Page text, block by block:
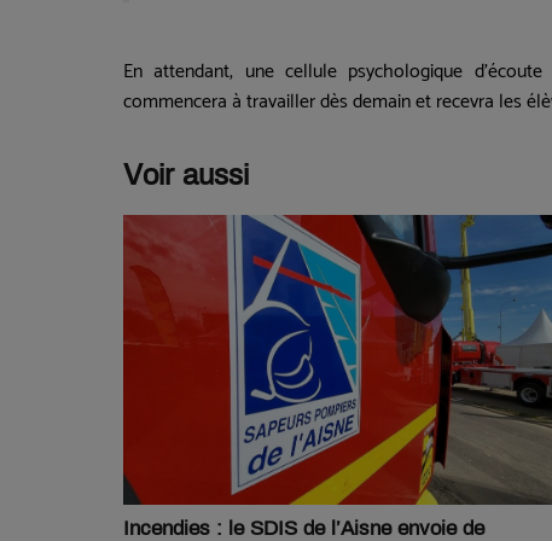
En attendant, une cellule psychologique
commencera à travailler dès demain et recevra les
Voir aussi
Incendies : le SDIS de l’Aisne envoie de